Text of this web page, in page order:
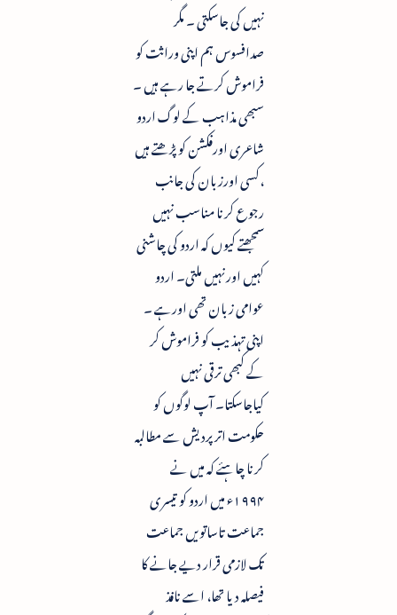
نہیں کی جاسکتی ۔ مگر
صدافسوس ہم اپنی وراثت کو
فراموش کرتے جا رہے ہیں ۔
سبھی مذاہب کے لوگ اردو
شاعری اورفکشن کو پڑھتے ہیں
،کسی اورزبان کی جانب
رجوع کرنا مناسب نہیں
سمجھتے کیوں کہ اردو کی چاشنی
کہیں اورنہیں ملتی۔ اردو
عوامی زبان تھی اورہے ۔
اپنی تہذیب کو فراموش کر
کے کبھی ترقی نہیں
کیاجاسکتا۔ آپ لوگوں کو
حکومت اترپردیش سے مطالبہ
کرنا چاہئے کہ میں نے
۱۹۹۴ء میں اردو کو تیسری
جماعت تاساتویں جماعت
تک لازمی قرار دیے جانے کا
فیصلہ دیا تھا، اسے نافذ